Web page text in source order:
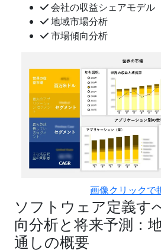
会社の収益シェアモデル
地域市場分析
市場傾向分析
画像クリックで
ソフトウェア定義す
向分析と将来予測：
通しの概要